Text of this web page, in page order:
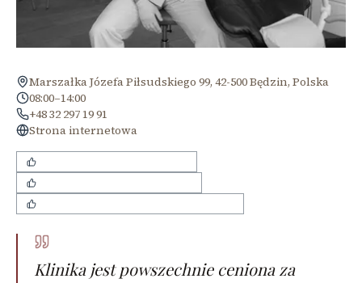
Marszałka Józefa Piłsudskiego 99, 42-500 Będzin, Polska
08:00–14:00
+48 32 297 19 91
Strona internetowa
Klinika jest powszechnie ceniona za